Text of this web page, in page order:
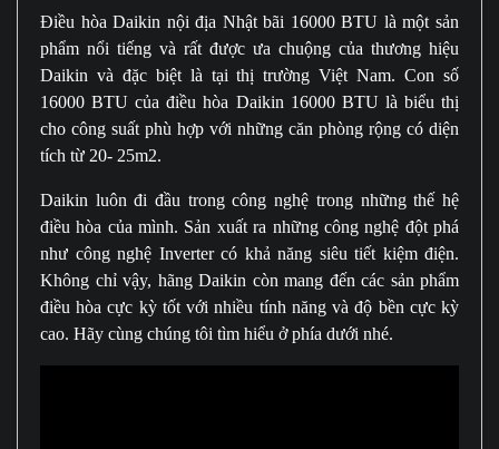
Điều hòa Daikin nội địa Nhật bãi 16000 BTU là một sản
phẩm nổi tiếng và rất được ưa chuộng của thương hiệu
Daikin và đặc biệt là tại thị trường Việt Nam. Con số
16000 BTU của điều hòa Daikin 16000 BTU là biểu thị
cho công suất phù hợp với những căn phòng rộng có diện
tích từ 20- 25m2.
Daikin luôn đi đầu trong công nghệ trong những thế hệ
điều hòa của mình. Sản xuất ra những công nghệ đột phá
như công nghệ Inverter có khả năng siêu tiết kiệm điện.
Không chỉ vậy, hãng Daikin còn mang đến các sản phẩm
điều hòa cực kỳ tốt với nhiều tính năng và độ bền cực kỳ
cao. Hãy cùng chúng tôi tìm hiểu ở phía dưới nhé.